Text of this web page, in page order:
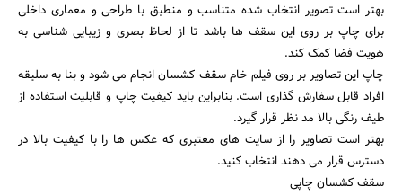
بهتر است تصویر انتخاب شده متناسب و منطبق با طراحی و معماری داخلی
برای چاپ بر روی این سقف ها باشد تا از لحاظ بصری و زیبایی شناسی به
هویت فضا کمک کند.
چاپ این تصاویر بر روی فیلم خام سقف کشسان انجام می شود و بنا به سلیقه
افراد قابل سفارش گذاری است. بنابراین باید کیفیت چاپ و قابلیت استفاده از
طیف رنگی بالا مد نظر قرار گیرد.
بهتر است تصاویر را از سایت های معتبری که عکس ها را با کیفیت بالا در
دسترس قرار می دهند انتخاب کنید.
سقف کشسان چاپی